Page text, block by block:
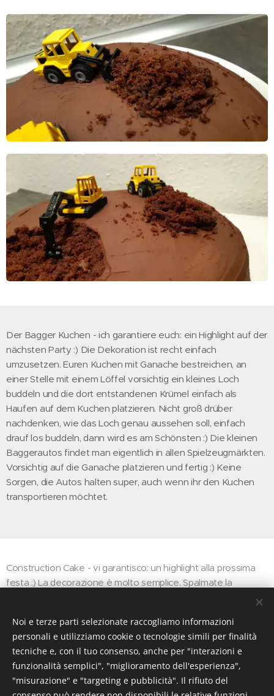
Der Bagger Kuchen - ich garantiere euch: ein Highlight auf der
nächsten Party :) Die Dekoration ist recht einfach
umzusetzen. Euren Kuchen mit Ganache bestreichen, an
einer Stelle mit einem Löffel vorsichtig ein kleines Loch
buddeln und die dort entstandenen Krümel einfach als
Haufen auf dem Kuchen platzieren. Nicht groß drüber
nachdenken, wie das Loch genau aussehen soll, einfach
drauf los buddeln, dann wird es am Schönsten :) Die kleinen
Baggerautos findet man eigentlich in allen Spielzeugmärkten.
Vorsichtig auf die Ganache platzieren und fertig :) Keine
Sorgen, die Autos halten super, auch wenn ihr den Kuchen
transportieren möchtet.
Construction Cake - vi garantisco: un highlight alla prossima
festa :) La decorazione è molto semplice. Spalmate la
mucchio con le briciole. Non pensate tanto come fare il buco,
fatelo e basta che viene bene di sicuro :) Le macchinine le
trovate in ogni negozio di gioccatoli. Posizionateli sulla
ganache e voilà :) Non vi preoccupato, le macchine tengono
bene, anche se volete trasportarlo il dolce.
Noi e terze parti selezionate raccogliamo informazioni
personali e utilizziamo cookie o tecnologie simili per finalità
tecniche e, con il tuo consenso, anche per "interazioni e
funzionalità semplici", "miglioramento dell'esperienza",
"misurazione" e "targeting e pubblicità". Il rifiuto del